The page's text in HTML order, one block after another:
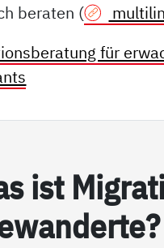
beraten (
für
ist